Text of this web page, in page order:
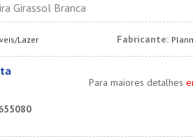
Girassol Branca
Lazer Fabricante:
Para maiores detalhes